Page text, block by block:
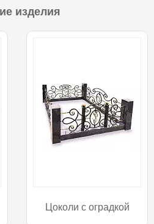
изделия
Цоколи с оградкой